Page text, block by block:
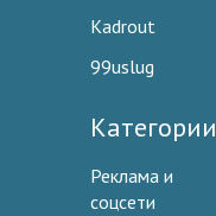
Kadrout
99uslug
Категории
Реклама и
соцсети